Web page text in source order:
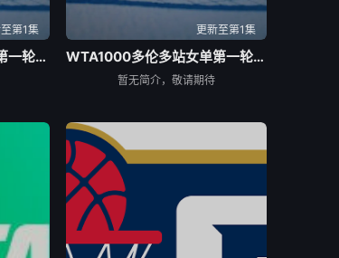
第1集
WTA1000多伦多站女单第一轮：博尔特VS克罗斯
更新至第1集
WTA1000多伦多站女单第一轮：巴图科娃VS安德莱斯库
暂无简介，敬请期待